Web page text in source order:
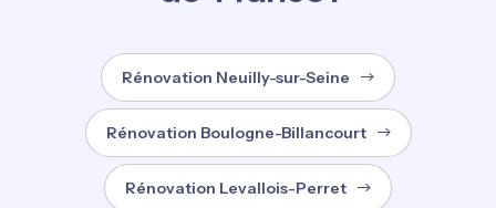
Rénovation Neuilly-sur-Seine
Rénovation Boulogne-Billancourt
Rénovation Levallois-Perret